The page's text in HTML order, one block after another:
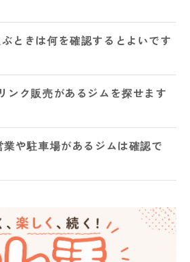
ときは何を確認するとよいです
ンク販売があるジムを探せます
や駐車場があるジムは確認で